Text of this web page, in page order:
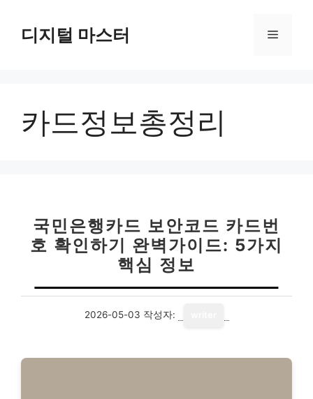
디지털 마스터 메
카드정보총정리
국민은행카드 보안코드 카드번
호 확인하기 완벽가이드: 5가지
핵심 정보
2026-05-03 작성자: